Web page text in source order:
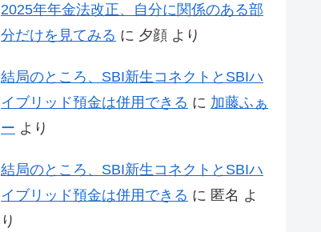
2025年年金法改正、自分に関係のある部
分だけを見てみる に 夕顔 より
結局のところ、SBI新生コネクトとSBIハ
イブリッド預金は併用できる に 加藤ふぁ
ー より
結局のところ、SBI新生コネクトとSBIハ
イブリッド預金は併用できる に 匿名 よ
り